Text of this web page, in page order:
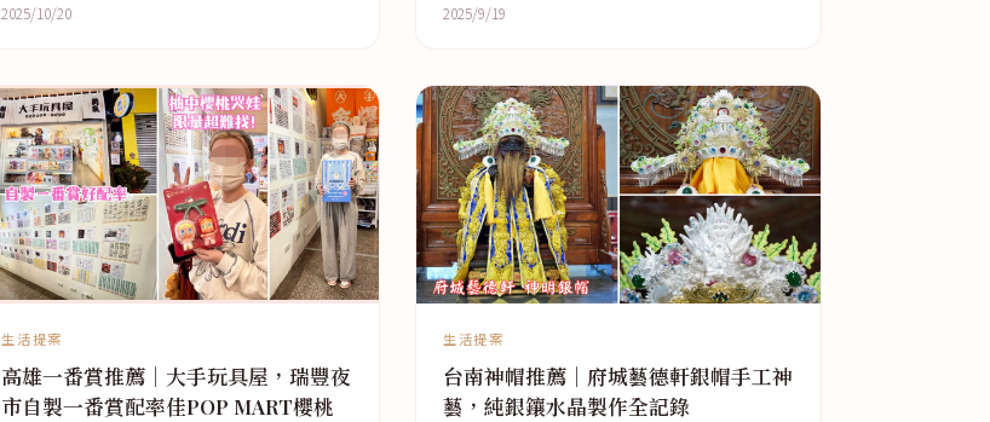
2025/10/20 2025/9/19
生活提案
高雄一番賞推薦｜大手玩具屋，瑞豐夜
市自製一番賞配率佳POP MART櫻桃
生活提案
台南神帽推薦｜府城藝德軒銀帽手工神
藝，純銀鑲水晶製作全記錄